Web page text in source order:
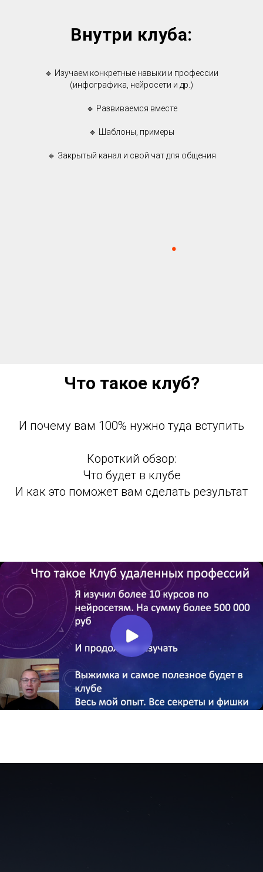
Внутри клуба:
🔹 Изучаем конкретные навыки и профессии
(инфографика, нейросети и др.)
🔹 Развиваемся вместе
🔹 Шаблоны, примеры
🔹 Закрытый канал и свой чат для общения
Что такое клуб?
И почему вам 100% нужно туда вступить
Короткий обзор:
Что будет в клубе
И как это поможет вам сделать результат